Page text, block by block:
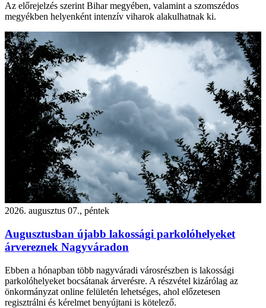
Az előrejelzés szerint Bihar megyében, valamint a szomszédos
megyékben helyenként intenzív viharok alakulhatnak ki.
2026. augusztus 07., péntek
Augusztusban újabb lakossági parkolóhelyeket
árvereznek Nagyváradon
Ebben a hónapban több nagyváradi városrészben is lakossági
parkolóhelyeket bocsátanak árverésre. A részvétel kizárólag az
önkormányzat online felületén lehetséges, ahol előzetesen
regisztrálni és kérelmet benyújtani is kötelező.